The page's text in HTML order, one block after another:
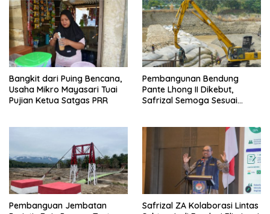
Bangkit dari Puing Bencana,
Usaha Mikro Mayasari Tuai
Pujian Ketua Satgas PRR
Pembangunan Bendung
Pante Lhong II Dikebut,
Safrizal Semoga Sesuai
Pembanguan Jembatan
Safrizal ZA Kolaborasi Lintas